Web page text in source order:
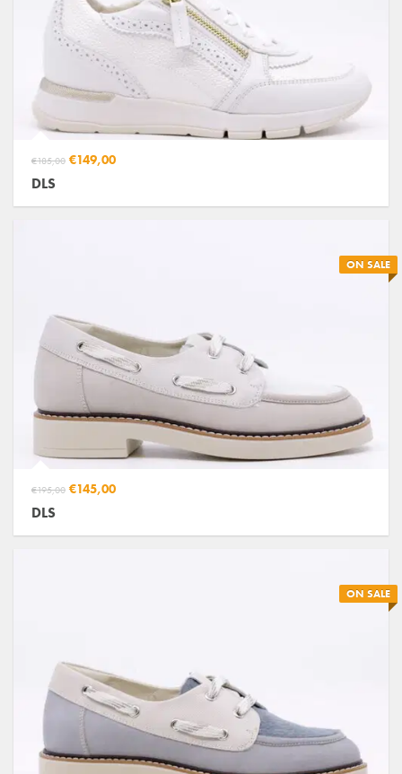
€185,00 €149,00
DLS
ON SALE
€195,00 €145,00
DLS
ON SALE